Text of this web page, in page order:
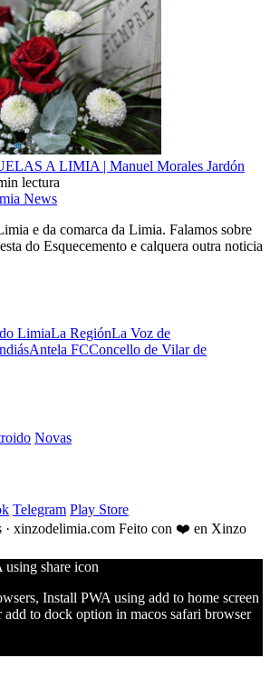
A LIMIA | Manuel Morales Jardón
lectura
News
e da comarca da Limia. Falamos sobre
do Esquecemento e calquera outra noticia
LimiaLa RegiónLa Voz de
Antela FCConcello de Vilar de
Novas
Telegram Play Store
xinzodelimia.com Feito con ❤️ en Xinzo
Install PWA using add to home screen
to dock option in macos safari browser